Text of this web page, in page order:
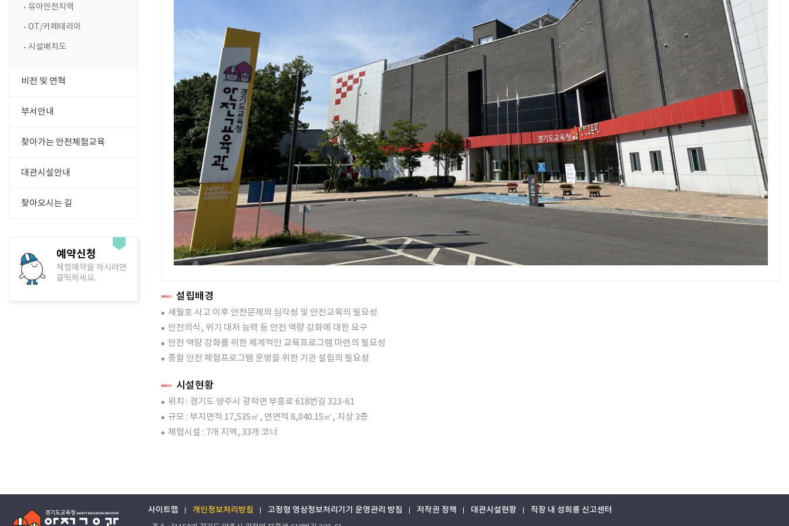
유아안전지역
OT/카페테리아
시설배치도
비전 및 연혁
부서안내
찾아가는 안전체험교육
대관시설안내
찾아오시는 길
예약신청
체험예약을 하시려면
클릭하세요.
설립배경
세월호 사고 이후 안전문제의 심각성 및 안전교육의 필요성
안전의식, 위기 대처 능력 등 안전 역량 강화에 대한 요구
안전 역량 강화를 위한 체계적인 교육프로그램 마련의 필요성
종합 안전 체험프로그램 운영을 위한 기관 설립의 필요성
시설현황
위치 : 경기도 양주시 광적면 부흥로 618번길 323-61
규모 : 부지면적 17,535㎡, 연면적 8,040.15㎡, 지상 3층
체험시설 : 7개 지역, 33개 코너
사이트맵 개인정보처리방침 고정형 영상정보처리기기 운영관리 방침 저작권 정책 대관시설현황 직장 내 성희롱 신고센터